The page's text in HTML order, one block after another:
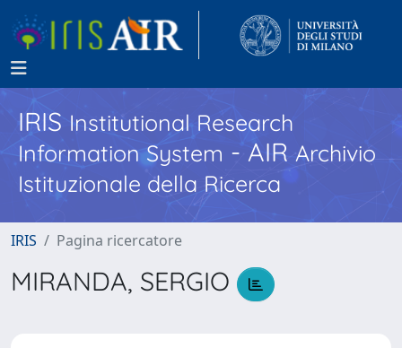
IRISInstitutional Research
Information System - AIR Archivio
Istituzionale della Ricerca
IRIS Pagina ricercatore
MIRANDA, SERGIO